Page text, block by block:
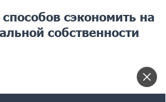
сэкономить на
собственности